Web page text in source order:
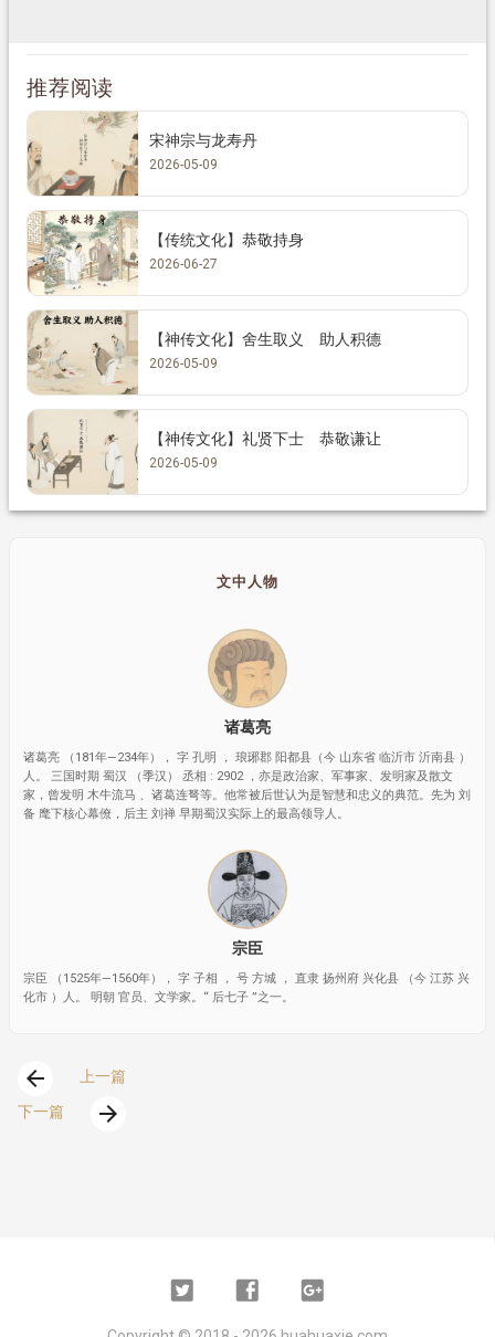
推荐阅读
宋神宗与龙寿丹
2026-05-09
【传统文化】恭敬持身
2026-06-27
【神传文化】舍生取义 助人积德
2026-05-09
【神传文化】礼贤下士 恭敬谦让
2026-05-09
文中人物
诸葛亮
诸葛亮 （181年—234年）， 字 孔明 ， 琅琊郡 阳都县（今 山东省 临沂市 沂南县 ）
人。 三国时期 蜀汉 （季汉） 丞相 : 2902 ，亦是政治家、军事家、发明家及散文
家，曾发明 木牛流马 、诸葛连弩等。他常被后世认为是智慧和忠义的典范。先为 刘
备 麾下核心幕僚，后主 刘禅 早期蜀汉实际上的最高领导人。
宗臣
宗臣 （1525年—1560年）， 字 子相 ， 号 方城 ， 直隶 扬州府 兴化县 （今 江苏 兴
化市 ）人。 明朝 官员、文学家。“ 后七子 ”之一。
arrow_back
上一篇
下一篇
arrow_forward
Twitter FacebookGoogle